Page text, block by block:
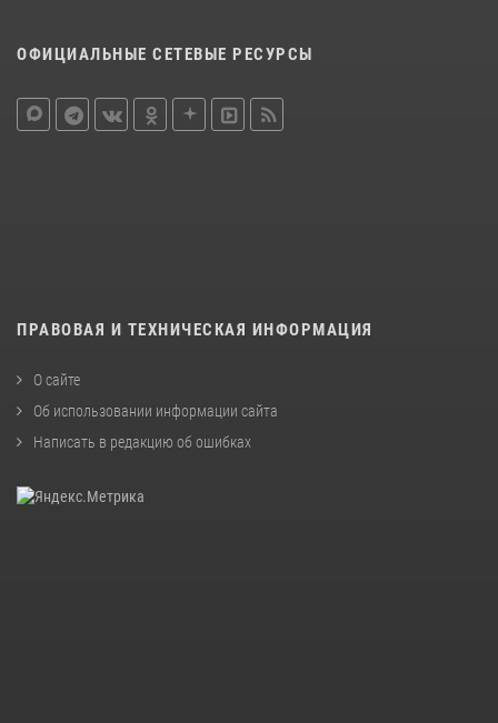
ОФИЦИАЛЬНЫЕ СЕТЕВЫЕ РЕСУРСЫ
ПРАВОВАЯ И ТЕХНИЧЕСКАЯ ИНФОРМАЦИЯ
О сайте
Об использовании информации сайта
Написать в редакцию об ошибках